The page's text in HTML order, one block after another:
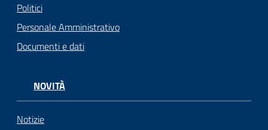
Politici
Personale Amministrativo
Documenti e dati
NOVITÀ
Notizie